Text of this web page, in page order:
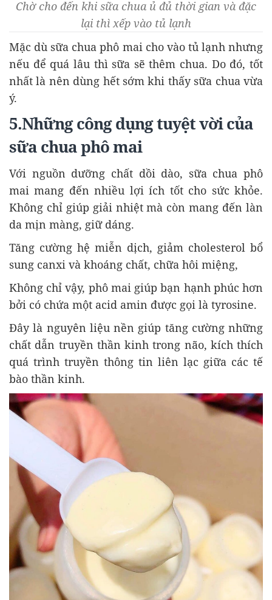
Chờ cho đến khi sữa chua ủ đủ thời gian và đặc
lại thì xếp vào tủ lạnh
Mặc dù sữa chua phô mai cho vào tủ lạnh nhưng
nếu để quá lâu thì sữa sẽ thêm chua. Do đó, tốt
nhất là nên dùng hết sớm khi thấy sữa chua vừa
ý.
5.Những công dụng tuyệt vời của
sữa chua phô mai
Với nguồn dưỡng chất dồi dào, sữa chua phô
mai mang đến nhiều lợi ích tốt cho sức khỏe.
Không chỉ giúp giải nhiệt mà còn mang đến làn
da mịn màng, giữ dáng.
Tăng cường hệ miễn dịch, giảm cholesterol bổ
sung canxi và khoáng chất, chữa hôi miệng,
Không chỉ vậy, phô mai giúp bạn hạnh phúc hơn
bởi có chứa một acid amin được gọi là tyrosine.
Đây là nguyên liệu nền giúp tăng cường những
chất dẫn truyền thần kinh trong não, kích thích
quá trình truyền thông tin liên lạc giữa các tế
bào thần kinh.